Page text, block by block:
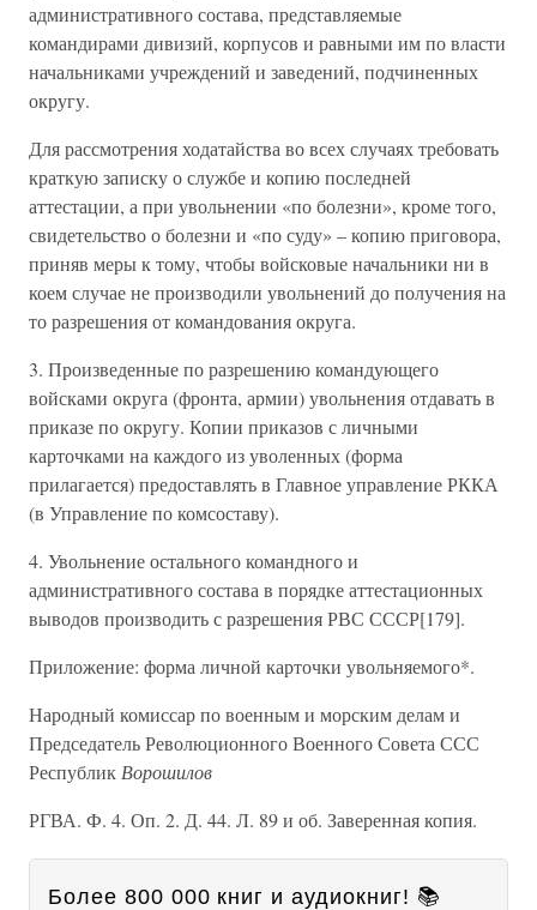
административного состава, представляемые
командирами дивизий, корпусов и равными им по власти
начальниками учреждений и заведений, подчиненных
округу.
Для рассмотрения ходатайства во всех случаях требовать
краткую записку о службе и копию последней
аттестации, а при увольнении «по болезни», кроме того,
свидетельство о болезни и «по суду» – копию приговора,
приняв меры к тому, чтобы войсковые начальники ни в
коем случае не производили увольнений до получения на
то разрешения от командования округа.
3. Произведенные по разрешению командующего
войсками округа (фронта, армии) увольнения отдавать в
приказе по округу. Копии приказов с личными
карточками на каждого из уволенных (форма
прилагается) предоставлять в Главное управление РККА
(в Управление по комсоставу).
4. Увольнение остального командного и
административного состава в порядке аттестационных
выводов производить с разрешения РВС СССР[179].
Приложение: форма личной карточки увольняемого*.
Народный комиссар по военным и морским делам и
Председатель Революционного Военного Совета ССС
Республик Ворошилов
РГВА. Ф. 4. Оп. 2. Д. 44. Л. 89 и об. Заверенная копия.
Более 800 000 книг и аудиокниг! 📚